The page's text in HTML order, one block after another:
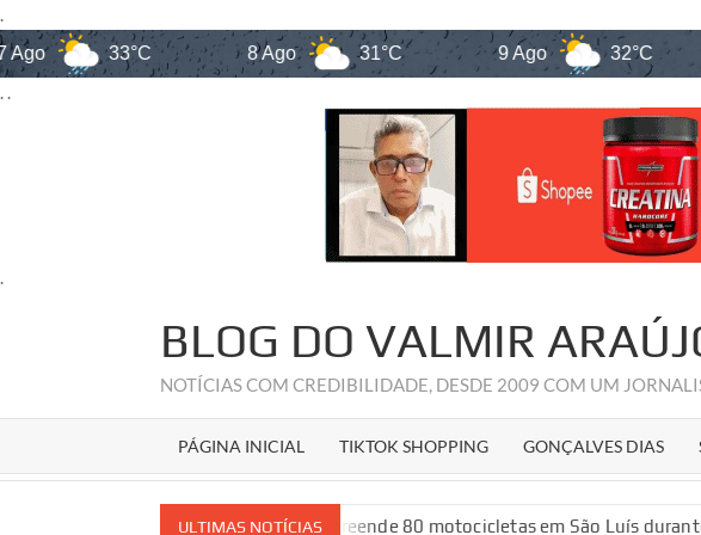
.
8 Ago 31°C 9 Ago 32°C 10 Ago
. .
.
BLOG DO VALMIR
NOTÍCIAS COM CREDIBILIDADE, DESDE 2009 COM UM
PÁGINA INICIAL TIKTOK SHOPPING GONÇALVES DIAS
ULTIMAS NOTÍCIAS
apreende 80 motocicletas em São Luís durante ação integrada de